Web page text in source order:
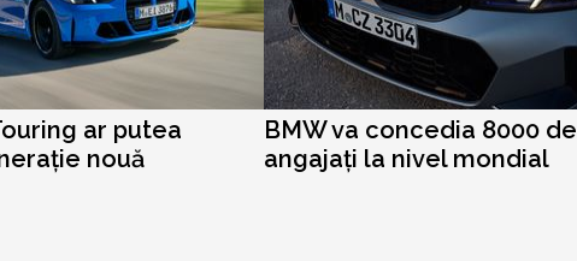
ar putea
nouă
BMW va concedia 8000 de
angajați la nivel mondial